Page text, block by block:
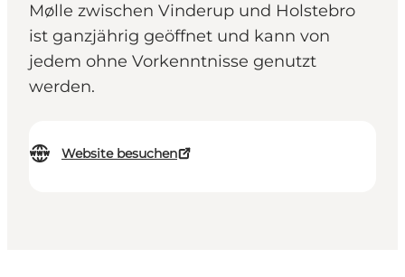
Mølle zwischen Vinderup und Holstebro
ist ganzjährig geöffnet und kann von
jedem ohne Vorkenntnisse genutzt
werden.
Website besuchen